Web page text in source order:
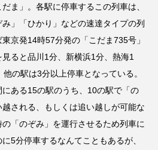
ま」。各駅に停車するこの列車は、
」「ひかり」などの速達タイプの列
京発14時57分発の「こだま735号」
ると品川1分、新横浜1分、熱海1
の駅は3分以上停車となっている。
ある15の駅のうち、10の駅で「の
される、もしくは追い越しが可能な
「のぞみ」を運行させるため列車に
5分停車するなんてこともあるが、